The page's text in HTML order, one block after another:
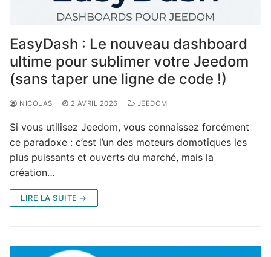
EasyDash : Le nouveau dashboard
ultime pour sublimer votre Jeedom
(sans taper une ligne de code !)
NICOLAS 2 AVRIL 2026 JEEDOM
Si vous utilisez Jeedom, vous connaissez forcément
ce paradoxe : c’est l’un des moteurs domotiques les
plus puissants et ouverts du marché, mais la
création…
LIRE LA SUITE →